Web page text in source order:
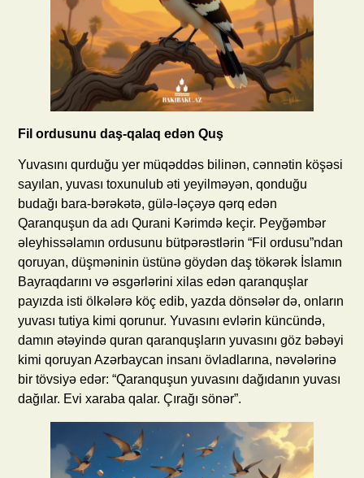
Fil ordusunu daş-qalaq edən Quş
Yuvasını qurduğu yer müqəddəs bilinən, cənnətin köşəsi
sayılan, yuvası toxunulub əti yeyilməyən, qonduğu
budağı bara-bərəkətə, gülə-ləçəyə qərq edən
Qaranquşun da adı Qurani Kərimdə keçir. Peyğəmbər
əleyhissəlamın ordusunu bütpərəstlərin “Fil ordusu”ndan
qoruyan, düşməninin üstünə göydən daş tökərək İslamın
Bayraqdarını və əsgərlərini xilas edən qaranquşlar
payızda isti ölkələrə köç edib, yazda dönsələr də, onların
yuvası tutiya kimi qorunur. Yuvasını evlərin küncündə,
damın ətəyində quran qaranquşların yuvasını göz bəbəyi
kimi qoruyan Azərbaycan insanı övladlarına, nəvələrinə
bir tövsiyə edər: “Qaranquşun yuvasını dağıdanın yuvası
dağılar. Evi xaraba qalar. Çırağı sönər”.